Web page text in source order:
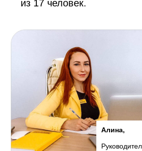
из 17 человек.
Алина,